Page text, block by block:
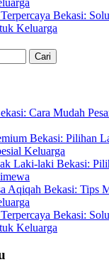
Bekasi:
Keluarga
Cara Mudah
Bekasi: Pilihan
Keluarga
Laki-laki Bekasi:
Aqiqah Bekasi: Tips
Bekasi:
Keluarga